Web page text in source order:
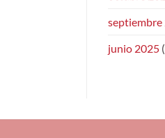
septiembre
junio 2025